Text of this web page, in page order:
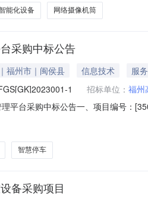
能化设备 网络摄像机筒
采购中标公告
福州市｜闽侯县 信息技术
服务
1 招标单位： 福州
平台采购中标公告一、项目编号：
（万元）四、主要标的信息序号供应
智慧停车
备采购项目